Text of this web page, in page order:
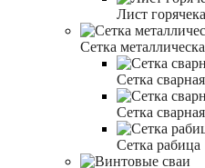
Лист
Сетка
Сетка
Сетка
Сетка рабица